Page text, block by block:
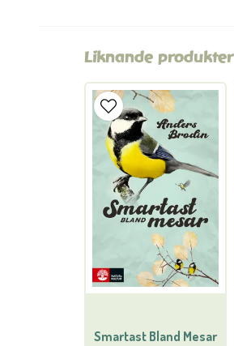
Liknande produkter
Smartast Bland Mesar